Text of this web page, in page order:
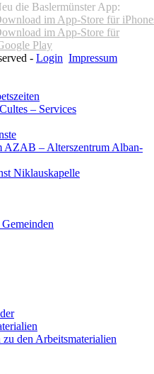
die Baslermünster App:
im App-Store für
im App-Store für
Play
- Login Impressum
– Services
AZAB – Alterszentrum Alban-
Niklauskapelle
zu den Arbeitsmaterialien